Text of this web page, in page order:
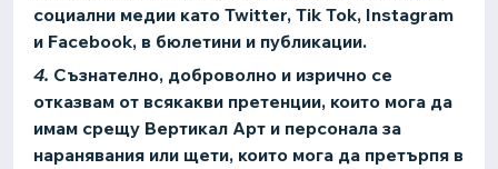
социални медии като Twitter, Tik Tok, Instagram
и Facebook, в бюлетини и публикации.
4. Съзнателно, доброволно и изрично се
отказвам от всякакви претенции, които мога да
имам срещу Вертикал Арт и персонала за
наранявания или щети, които мога да претърпя в